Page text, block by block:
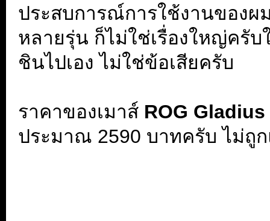
ประสบการณ์การใช้งานของผ
หลายรุ่น ก็ไม่ใช่เรื่องใหญ่ครั
ชินไปเอง ไม่ใช่ข้อเสียครับ
ราคาของเมาส์ ROG Gladius
ประมาณ 2590 บาทครับ ไม่ถู